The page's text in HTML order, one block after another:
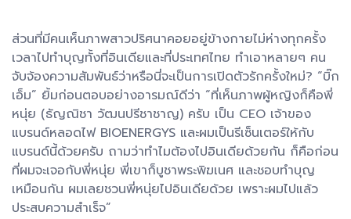
​ส่วนที่มีคนเห็นภาพสาวปริศนาคอยอยู่ข้างกายไม่ห่างทุกครั้ง
เวลาไปทำบุญทั้งที่อินเดียและที่ประเทศไทย ทำเอาหลายๆ คน
จับจ้องความสัมพันธ์ว่าหรือนี่จะเป็นการเปิดตัวรักครั้งใหม่? “บิ๊ก
เอ็ม” ยิ้มก่อนตอบอย่างอารมณ์ดีว่า “ที่เห็นภาพผู้หญิงก็คือพี่
หนุ่ย (ธัญณิชา วัฒนปรีชาชาญ) ครับ เป็น CEO เจ้าของ
แบรนด์หลอดไฟ BIOENERGYS และผมเป็นรีเซ็นเตอร์ให้กับ
แบรนด์นี้ด้วยครับ ถามว่าทำไมต้องไปอินเดียด้วยกัน ก็คือก่อน
ที่ผมจะเจอกับพี่หนุ่ย พี่เขาก็บูชาพระพิฆเนศ และชอบทำบุญ
เหมือนกัน ผมเลยชวนพี่หนุ่ยไปอินเดียด้วย เพราะผมไปแล้ว
ประสบความสำเร็จ”